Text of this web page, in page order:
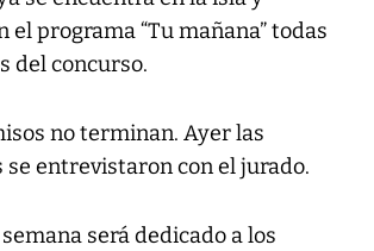
el programa “Tu mañana” todas
del concurso.
no terminan. Ayer las
entrevistaron con el jurado.
será dedicado a los